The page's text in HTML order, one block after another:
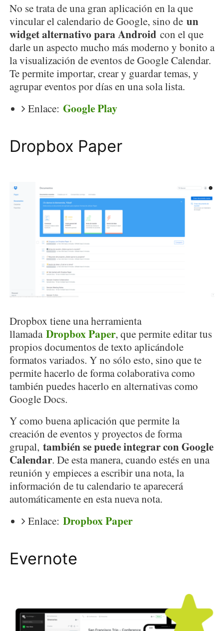
No se trata de una gran aplicación en la que
vincular el calendario de Google, sino de un
widget alternativo para Android con el que
darle un aspecto mucho más moderno y bonito a
la visualización de eventos de Google Calendar.
Te permite importar, crear y guardar temas, y
agrupar eventos por días en una sola lista.
Enlace: Google Play
Dropbox Paper
Dropbox tiene una herramienta
llamada Dropbox Paper, que permite editar tus
propios documentos de texto aplicándole
formatos variados. Y no sólo esto, sino que te
permite hacerlo de forma colaborativa como
también puedes hacerlo en alternativas como
Google Docs.
Y como buena aplicación que permite la
creación de eventos y proyectos de forma
grupal, también se puede integrar con Google
Calendar. De esta manera, cuando estés en una
reunión y empieces a escribir una nota, la
información de tu calendario te aparecerá
automáticamente en esta nueva nota.
Enlace: Dropbox Paper
Evernote